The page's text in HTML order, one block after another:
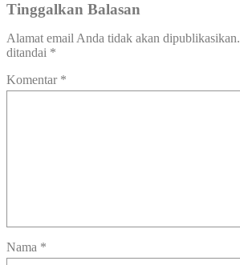
Tinggalkan Balasan
Alamat email Anda tidak akan dipublikasikan.
ditandai *
Komentar *
Nama *